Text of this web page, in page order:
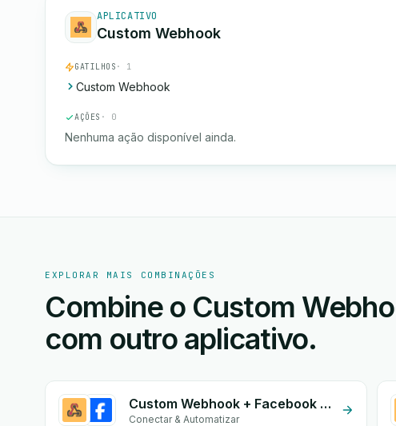
APLICATIVO
Custom Webhook
GATILHOS · 1
Custom Webhook
AÇÕES · 0
Nenhuma ação disponível ainda.
EXPLORAR MAIS COMBINAÇÕES
Combine o Custom
com outro aplicativo.
Custom Webhook + Facebook Comments
Conectar & Automatizar